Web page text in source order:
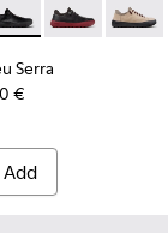
and Textile
Textile Shoes for
and Textile
001 -
Serra -
Peu Serra -
Peu
Serra
€
Add